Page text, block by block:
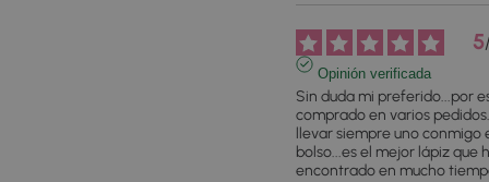
5
Opinión verificada
Sin duda mi preferido...por
comprado en varios
llevar siempre uno conmigo
bolso...es el mejor lápiz que
encontrado en mucho